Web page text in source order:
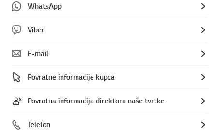
WhatsApp
Viber
E-mail
Povratne informacije kupca
Povratna informacija direktoru naše tvrtke
Telefon